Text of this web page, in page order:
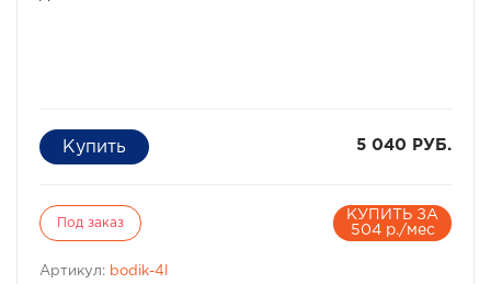
5 040 РУБ.
Под заказ
КУПИТЬ ЗА
504 р./мес
Артикул: bodik-4l